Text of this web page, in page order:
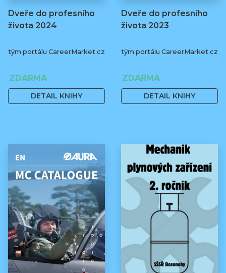
Dveře do profesního
života 2024
tým portálu CareerMarket.cz
ZDARMA
DETAIL KNIHY
Dveře do profesního
života 2023
tým portálu CareerMarket.cz
ZDARMA
DETAIL KNIHY